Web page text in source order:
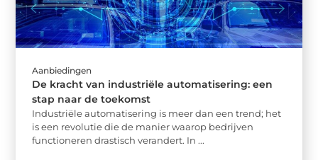
Aanbiedingen
De kracht van industriële automatisering: een
stap naar de toekomst
Industriële automatisering is meer dan een trend; het
is een revolutie die de manier waarop bedrijven
functioneren drastisch verandert. In ...